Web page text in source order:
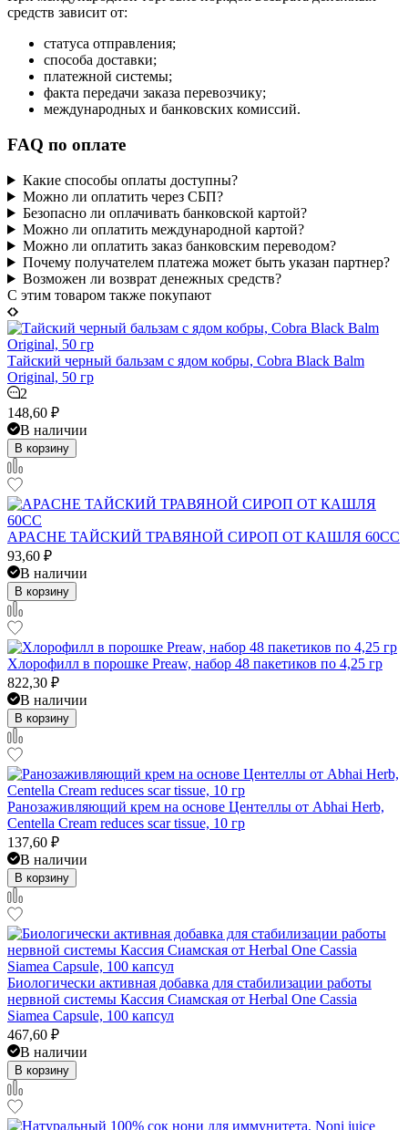
средств зависит от:
статуса отправления;
способа доставки;
платежной системы;
факта передачи заказа перевозчику;
международных и банковских комиссий.
FAQ по оплате
Какие способы оплаты доступны?
Можно ли оплатить через СБП?
Безопасно ли оплачивать банковской картой?
Можно ли оплатить международной картой?
Можно ли оплатить заказ банковским переводом?
Почему получателем платежа может быть указан партнер?
Возможен ли возврат денежных средств?
C этим товаром также покупают
Тайский черный бальзам с ядом кобры, Cobra Black Balm
Original, 50 гр
2
148,60 ₽
В наличии
В корзину
APACHE ТАЙСКИЙ ТРАВЯНОЙ СИРОП ОТ КАШЛЯ 60CC
93,60 ₽
В наличии
В корзину
Хлорофилл в порошке Preaw, набор 48 пакетиков по 4,25 гр
822,30 ₽
В наличии
В корзину
Ранозаживляющий крем на основе Центеллы от Abhai Herb,
Centella Cream reduces scar tissue, 10 гр
137,60 ₽
В наличии
В корзину
Биологически активная добавка для стабилизации работы
нервной системы Кассия Сиамская от Herbal One Cassia
Siamea Capsule, 100 капсул
467,60 ₽
В наличии
В корзину